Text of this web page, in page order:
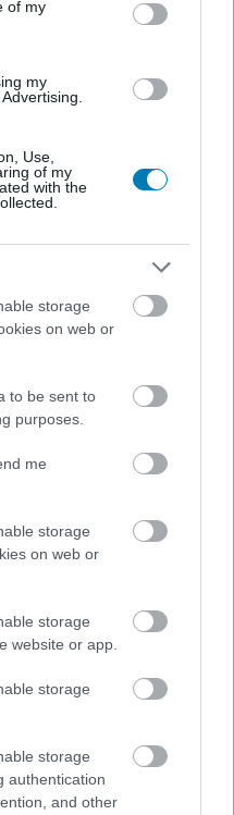
of my
my
Use,
of my
with the
storage
on web or
to be sent to
purposes.
me
storage
on web or
storage
website or app.
storage
storage
authentication
and other
of legends
Interacive a
a játékai
nagy